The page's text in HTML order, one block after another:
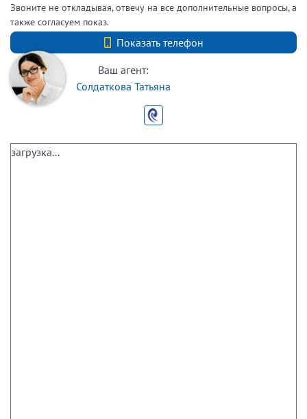
Звоните не откладывая, отвечу на все дополнительные вопросы, а
также согласуем показ.
Показать телефон
+7 (812) 740-70-40
Ваш агент:
Солдаткова Татьяна
загрузка...